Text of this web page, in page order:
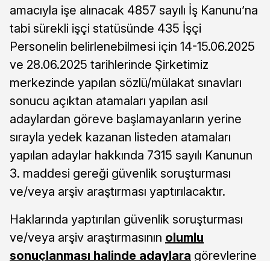
amacıyla işe alınacak 4857 sayılı İş Kanunu’na
tabi sürekli işçi statüsünde 435 İşçi
Personelin belirlenebilmesi için 14-15.06.2025
ve 28.06.2025 tarihlerinde Şirketimiz
merkezinde yapılan sözlü/mülakat sınavları
sonucu açıktan atamaları yapılan asıl
adaylardan göreve başlamayanların yerine
sırayla yedek kazanan listeden atamaları
yapılan adaylar hakkında 7315 sayılı Kanunun
3. maddesi gereği güvenlik soruşturması
ve/veya arşiv araştırması yaptırılacaktır.
Haklarında yaptırılan güvenlik soruşturması
ve/veya arşiv araştırmasının olumlu
sonuçlanması halinde adaylara görevlerine